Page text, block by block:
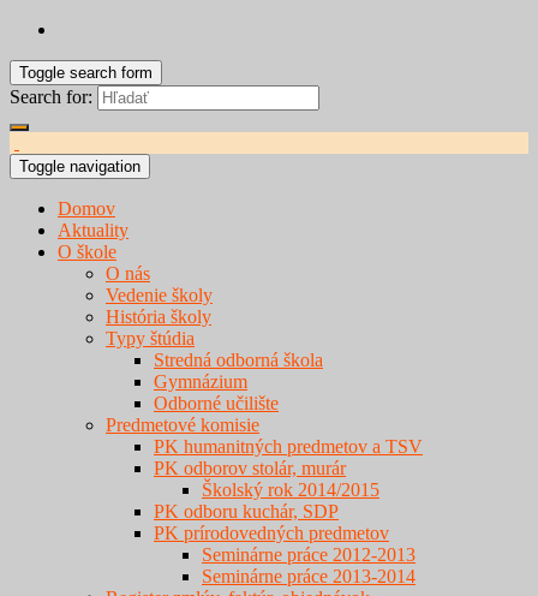
Toggle search form
Search for:
Toggle navigation
Domov
Aktuality
O škole
O nás
Vedenie školy
História školy
Typy štúdia
Stredná odborná škola
Gymnázium
Odborné učilište
Predmetové komisie
PK humanitných predmetov a TSV
PK odborov stolár, murár
Školský rok 2014/2015
PK odboru kuchár, SDP
PK prírodovedných predmetov
Seminárne práce 2012-2013
Seminárne práce 2013-2014